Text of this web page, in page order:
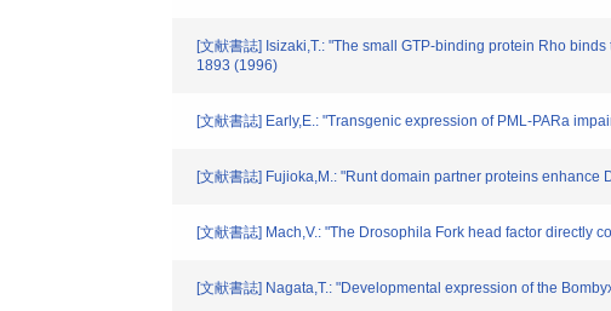
[文献書誌] Isizaki,T.: "The small GTP-binding protein Rho
1893 (1996)
[文献書誌] Early,E.: "Transgenic expression of PML-PARa
[文献書誌] Fujioka,M.: "Runt domain partner proteins
[文献書誌] Mach,V.: "The Drosophila Fork head factor
[文献書誌] Nagata,T.: "Developmental expression of the